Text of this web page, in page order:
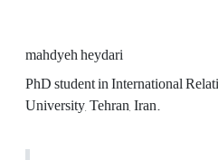
mahdyeh heydari
PhD student in International
University, Tehran, Iran.